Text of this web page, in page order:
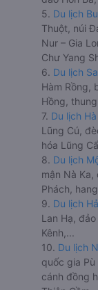
5. Du lịch
Thuột, núi
Nur – Gia
Chư Yang
6. Du lịch
Hàm Rồng,
Hồng,
7. Du lịch
Lũng Cú,
hóa Lũng
8. Du lịch
mận Nà Ka,
Phách,
9. Du lịch
Lan Hạ,
Kênh,...
10. Du lịch
quốc gia
cánh đồng